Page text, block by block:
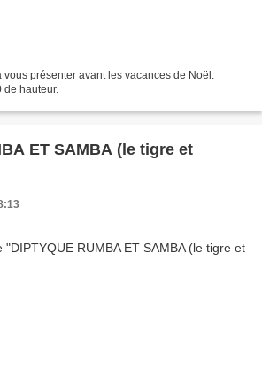
présenter avant les vacances de Noël.
de hauteur.
ET SAMBA (le tigre et